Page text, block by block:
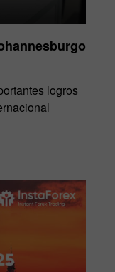
logros